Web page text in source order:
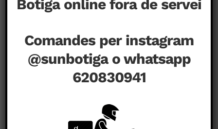
Botiga online fora de servei
Comandes per instagram
@sunbotiga o whatsapp
620830941